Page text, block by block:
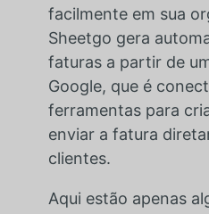
facilmente em sua
Sheetgo gera
faturas a partir de
Google, que é
ferramentas para
enviar a fatura
clientes.
Aqui estão apenas